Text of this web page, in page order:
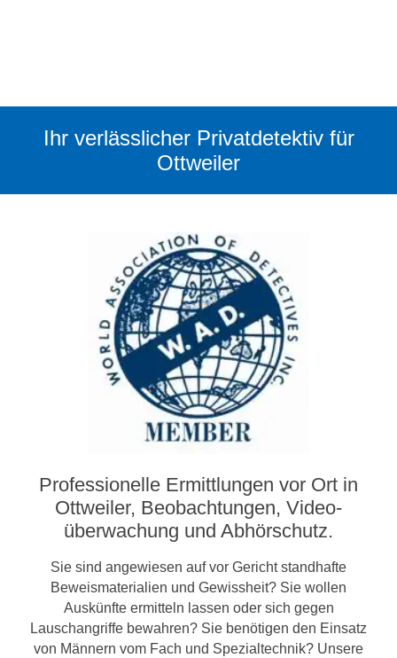
Ihr verlässlicher Privatdetektiv für
Ottweiler
Professionelle Ermittlungen vor Ort in
Ottweiler, Beobachtungen, Video­­
überwachung und Abhörschutz.
Sie sind angewiesen auf vor Gericht standhafte
Beweismaterialien und Gewissheit? Sie wollen
Auskünfte ermitteln lassen oder sich gegen
Lauschangriffe bewahren? Sie benötigen den Einsatz
von Männern vom Fach und Spezialtechnik? Unsere